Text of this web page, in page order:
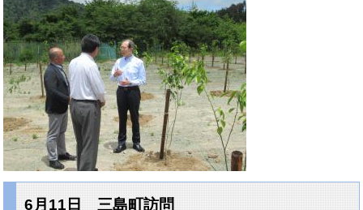
6月11日 三島町訪問